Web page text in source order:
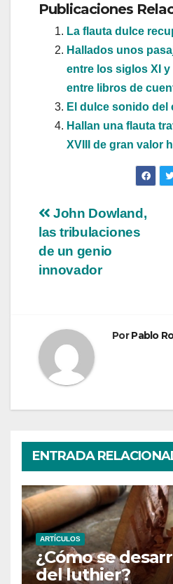
Publicaciones
La flauta dulce
Hallados unos
entre los siglos XI
entre libros de
El dulce sonido del
Hallan una flauta
XVIII de gran valor
Navegación
de
entradas
John Dowland,
las tribulaciones
de un genio
innovador
PorPablo
ENTRADA
ARTÍCULOS
¿Cómo se
del luthier?